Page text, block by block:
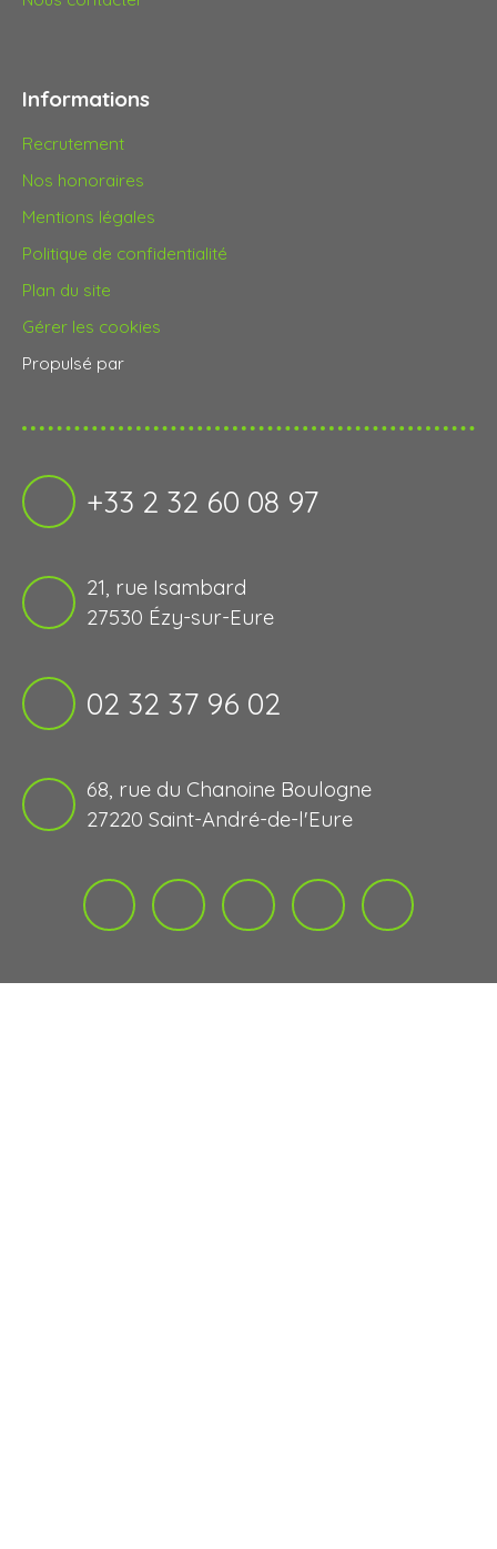
Informations
Recrutement
Nos honoraires
Mentions légales
Politique de confidentialité
Plan du site
Gérer les cookies
Propulsé par
+33 2 32 60 08 97
21, rue Isambard
27530 Ézy-sur-Eure
02 32 37 96 02
68, rue du Chanoine Boulogne
27220 Saint-André-de-l'Eure